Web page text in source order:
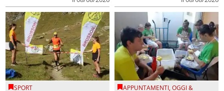
SPORT APPUNTAMENTI,OGGI &